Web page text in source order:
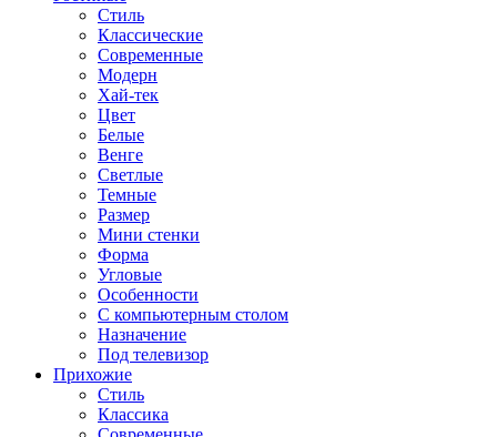
Стиль
Классические
Современные
Модерн
Хай-тек
Цвет
Белые
Венге
Светлые
Темные
Размер
Мини стенки
Форма
Угловые
Особенности
С компьютерным столом
Назначение
Под телевизор
Прихожие
Стиль
Классика